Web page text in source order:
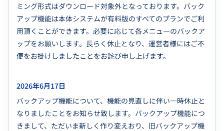
ミング形式はダウンロード対象外となっております。バック
アップ機能は本体システムが有料版のすべてのプランでご利
用頂くことができます。必要に応じて各メニューのバックア
ップをお願いします。長らく休止となり、運営者様にはご不
便をお掛けしましたことをお詫び申し上げます。
2026年6月17日
バックアップ機能について、機能の見直しに伴い一時休止と
なりましたことをお知らせ致します。バックアップ機能につ
きまして、ただいま新しく作り変えおり、旧バックアップ機